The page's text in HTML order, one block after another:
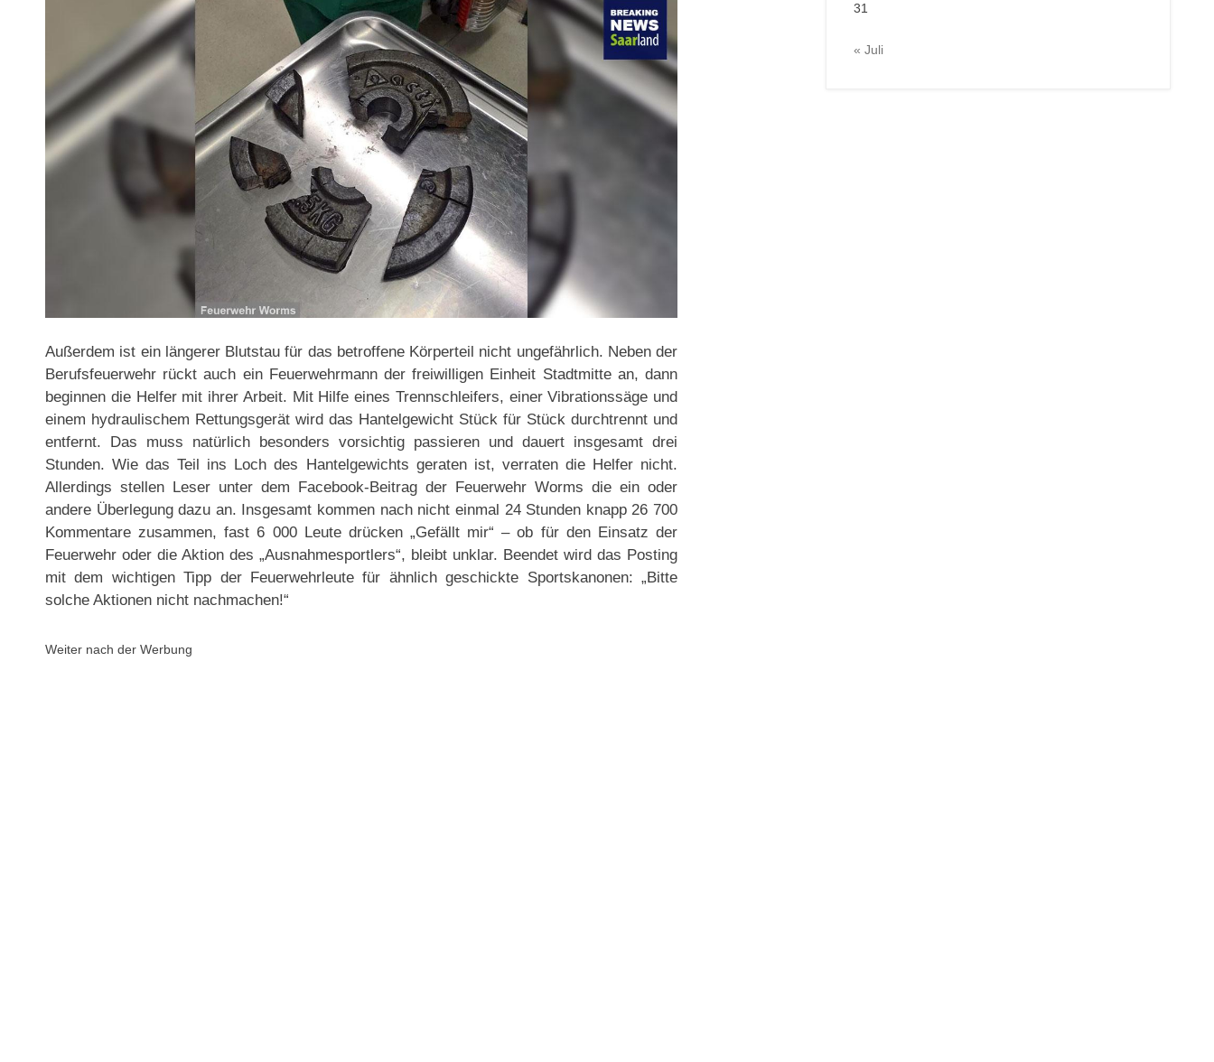
Außerdem ist ein längerer Blutstau für das betroffene Körperteil nicht ungefährlich. Neben der
Berufsfeuerwehr rückt auch ein Feuerwehrmann der freiwilligen Einheit Stadtmitte an, dann
beginnen die Helfer mit ihrer Arbeit. Mit Hilfe eines Trennschleifers, einer Vibrationssäge und
einem hydraulischem Rettungsgerät wird das Hantelgewicht Stück für Stück durchtrennt und
entfernt. Das muss natürlich besonders vorsichtig passieren und dauert insgesamt drei
Stunden. Wie das Teil ins Loch des Hantelgewichts geraten ist, verraten die Helfer nicht.
Allerdings stellen Leser unter dem Facebook-Beitrag der Feuerwehr Worms die ein oder
andere Überlegung dazu an. Insgesamt kommen nach nicht einmal 24 Stunden knapp 26 700
Kommentare zusammen, fast 6 000 Leute drücken „Gefällt mir“ – ob für den Einsatz der
Feuerwehr oder die Aktion des „Ausnahmesportlers“, bleibt unklar. Beendet wird das Posting
mit dem wichtigen Tipp der Feuerwehrleute für ähnlich geschickte Sportskanonen: „Bitte
solche Aktionen nicht nachmachen!“
Weiter nach der Werbung
31
« Juli